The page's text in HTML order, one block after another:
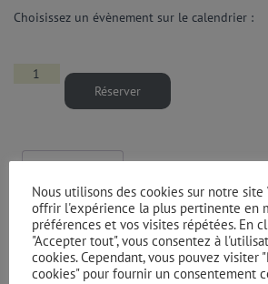
Choisissez un évènement sur le calendrier :
Réserver
Description
2h30
Nous utilisons des cookies sur notre site
offrir l'expérience la plus pertinente en
préférences et vos visites répétées. En
"Accepter tout", vous consentez à
cookies. Cependant, vous pouvez visiter
cookies" pour fournir un consentement